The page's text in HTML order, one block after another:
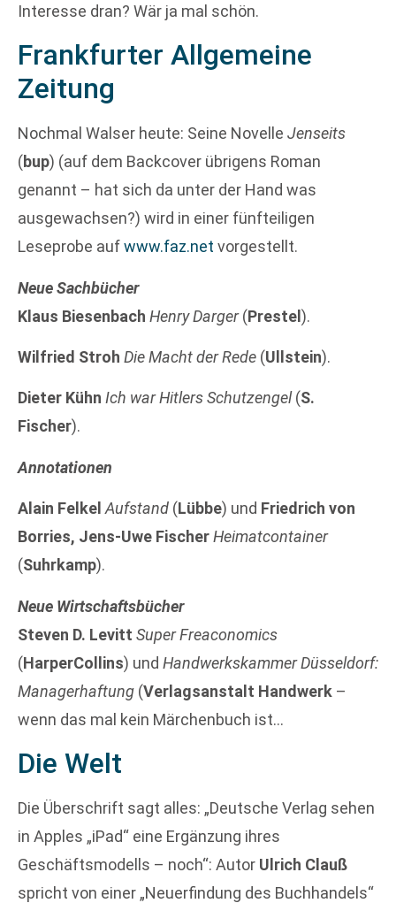
Interesse dran? Wär ja mal schön.
Frankfurter Allgemeine
Zeitung
Nochmal Walser heute: Seine Novelle Jenseits
(bup) (auf dem Backcover übrigens Roman
genannt – hat sich da unter der Hand was
ausgewachsen?) wird in einer fünfteiligen
Leseprobe aufwww.faz.net vorgestellt.
Neue Sachbücher
Klaus Biesenbach Henry Darger(Prestel).
Wilfried Stroh Die Macht der Rede (Ullstein).
Dieter Kühn Ich war Hitlers Schutzengel(S.
Fischer).
Annotationen
Alain Felkel Aufstand (Lübbe) und Friedrich von
Borries, Jens-Uwe FischerHeimatcontainer
(Suhrkamp).
Neue Wirtschaftsbücher
Steven D. Levitt Super Freaconomics
(HarperCollins) und Handwerkskammer Düsseldorf:
Managerhaftung (Verlagsanstalt Handwerk –
wenn das mal kein Märchenbuch ist…
Die Welt
Die Überschrift sagt alles: „Deutsche Verlag sehen
in Apples „iPad“ eine Ergänzung ihres
Geschäftsmodells – noch“: Autor Ulrich Clauß
spricht von einer „Neuerfindung des Buchhandels“